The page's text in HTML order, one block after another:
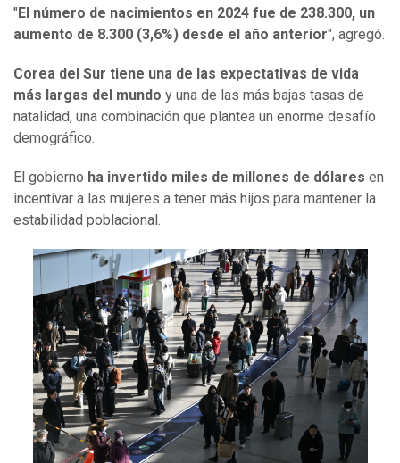
" El número de nacimientos en 2024 fue de 238.300, un
aumento de 8.300 (3,6%) desde el año anterior", agregó.
Corea del Sur tiene una de las expectativas de vida
más largas del mundo y una de las más bajas tasas de
natalidad, una combinación que plantea un enorme desafío
demográfico.
El gobierno ha invertido miles de millones de dólares en
incentivar a las mujeres a tener más hijos para mantener la
estabilidad poblacional.